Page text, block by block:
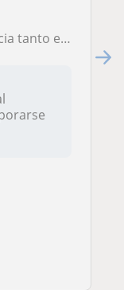
financiero de unos 20 años.